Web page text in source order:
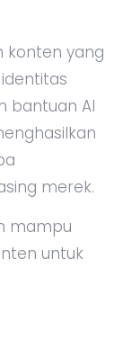
konten yang
bantuan AI
merek.
mampu
untuk